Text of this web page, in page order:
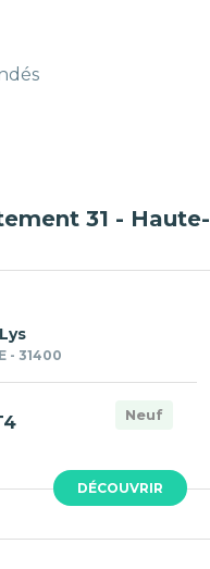
31 -
DÉCOUVRIR
- 31400
Neuf